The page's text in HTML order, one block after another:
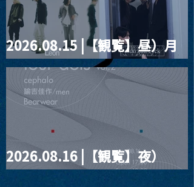
2026.08.15 |【観覧】昼）月
見ルpre.『POLYHEDRON』
2026.08.16 |【観覧】夜）
four dots vol.2